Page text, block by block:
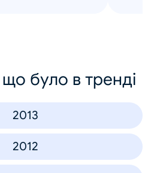
було в тренді
2013
2012